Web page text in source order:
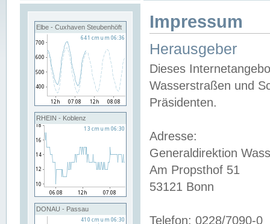
Elbe - Cuxhaven Steubenhöft
RHEIN - Koblenz
DONAU - Passau
Impressum
Herausgeber
Dieses
Wasserstraßen und
Präsidenten.
Adresse:
Generaldirektion
Am Propsthof 51
53121 Bonn
Telefon: 0228/7090-0